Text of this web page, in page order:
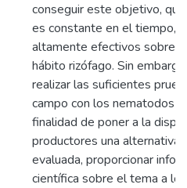
conseguir este objetivo,
es constante en el tiempo,
altamente efectivos sobre
hábito rizófago. Sin
realizar las suficientes
campo con los nematodos
finalidad de poner a la
productores una alternativa
evaluada, proporcionar
científica sobre el tema a